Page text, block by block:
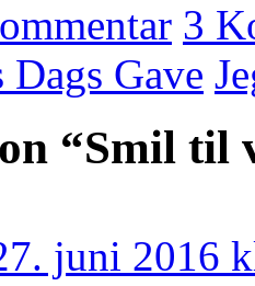
3
Dags Gave
“Smil til
juni 2016